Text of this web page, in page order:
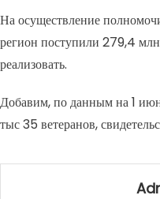
На осуществление
регион поступили 279,4 млн
реализовать.
Добавим, по данным на 1
тыс 35 ветеранов,